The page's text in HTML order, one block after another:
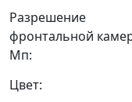
Разрешение
фронтальной
Мп:
Цвет: